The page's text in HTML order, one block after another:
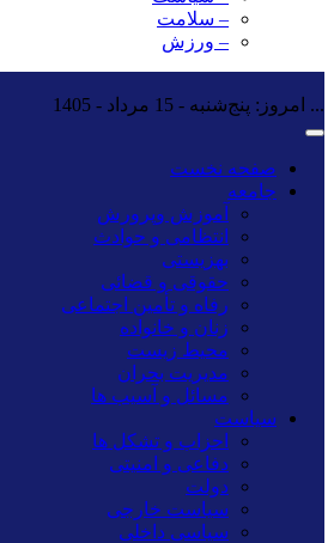
– سلامت
– ورزش
... امروز: پنج‌شنبه - 15 مرداد - 1405
صفحه نخست
جامعه
آموزش وپرورش
انتظامی و حوادث
بهزیستی
حقوقی و قضائی
رفاه و تأمین اجتماعی
زنان و خانواده
محیط زیست
مدیریت بحران
مسائل و آسیب ها
سیاست
احزاب و تشکل ها
دفاعی و امنیتی
دولت
سیاست خارجی
سیاسی داخلی